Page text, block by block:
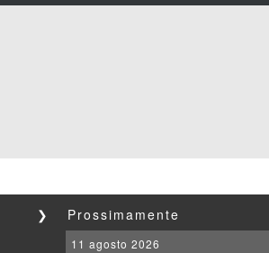
❯ Prossimamente
11 agosto 2026